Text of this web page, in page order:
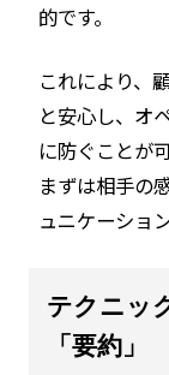
的です。
これにより、
と安心し、オ
に防ぐことが
まずは相手の
ュニケーショ
テクニッ
「要約」